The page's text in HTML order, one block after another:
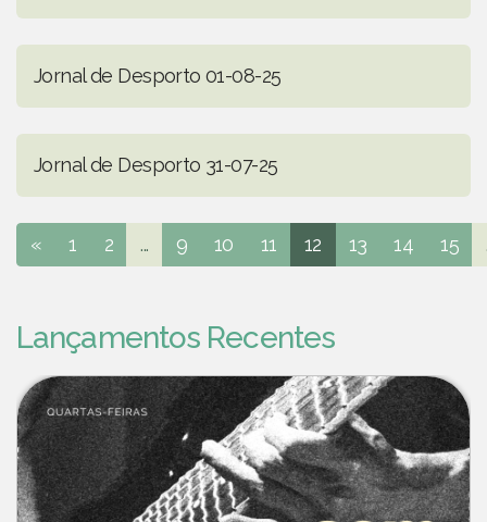
Jornal de Desporto 01-08-25
Jornal de Desporto 31-07-25
« 1 2 ... 9 10 11 12 13 14 15
Lançamentos Recentes